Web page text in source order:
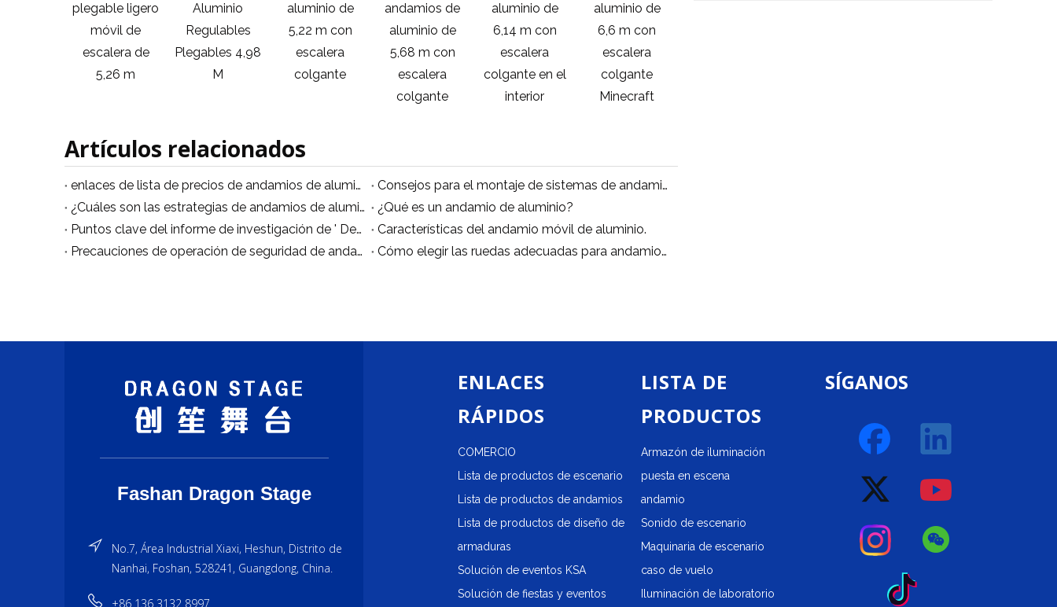
plegable ligero
móvil de
escalera de
5,26 m
Aluminio
Regulables
Plegables 4,98
M
aluminio de
5,22 m con
escalera
colgante
andamios de
aluminio de
5,68 m con
escalera
colgante
aluminio de
6,14 m con
escalera
colgante en el
interior
aluminio de
6,6 m con
escalera
colgante
Minecraft
Artículos relacionados
enlaces de lista de precios de andamios de aluminio doble
Consejos para el montaje de sistemas de andamios en voladizo de aluminio
¿Cuáles son las estrategias de andamios de aluminio erectos?
¿Qué es un andamio de aluminio?
Puntos clave del informe de investigación de ' Descubra por qué el mercado de andamios está prosperando a nivel mundial durante 2018-2026 '
Características del andamio móvil de aluminio.
Precauciones de operación de seguridad de andamios de aleación de aluminio
Cómo elegir las ruedas adecuadas para andamios móviles de aluminio
Fashan Dragon Stage
No.7, Área Industrial Xiaxi, Heshun, Distrito de
Nanhai, Foshan, 528241, Guangdong, China.
+86 136 3132 8997
ENLACES
RÁPIDOS
COMERCIO
Lista de productos de escenario
Lista de productos de andamios
Lista de productos de diseño de
armaduras
Solución de eventos KSA
Solución de fiestas y eventos
LISTA DE
PRODUCTOS
Armazón de iluminación
puesta en escena
andamio
Sonido de escenario
Maquinaria de escenario
caso de vuelo
Iluminación de laboratorio
SÍGANOS